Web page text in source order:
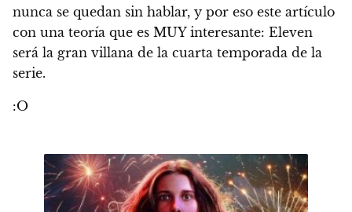
nunca se quedan sin hablar, y por eso este artículo
con una teoría que es MUY interesante: Eleven
será la gran villana de la cuarta temporada de la
serie.
:O